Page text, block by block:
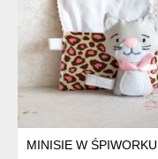
MINISIE W